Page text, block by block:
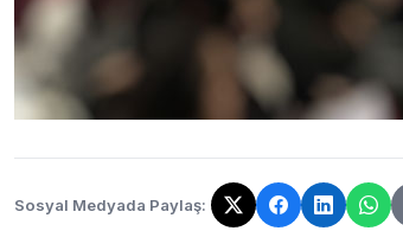
Sosyal Medyada Paylaş:
Bağlantı kopyalandı!